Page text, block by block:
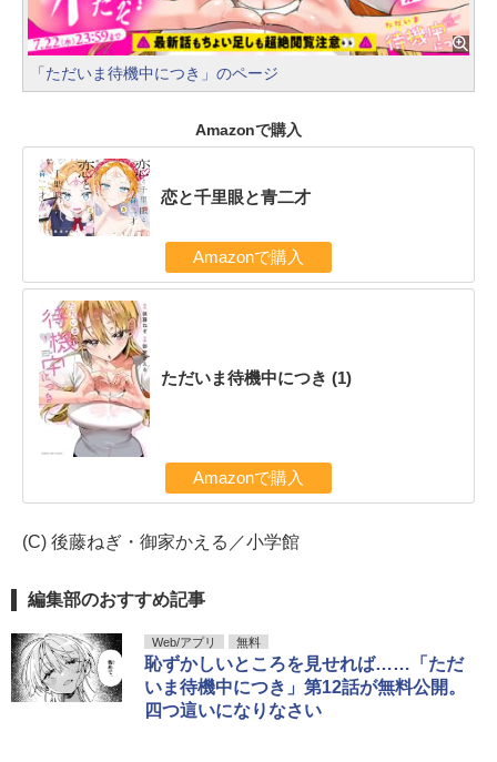
「ただいま待機中につき」のページ
Amazonで購入
恋と千里眼と青二才
Amazonで購入
ただいま待機中につき (1)
Amazonで購入
(C) 後藤ねぎ・御家かえる／小学館
編集部のおすすめ記事
Web/アプリ 無料
恥ずかしいところを見せれば……「ただ
いま待機中につき」第12話が無料公開。
四つ這いになりなさい